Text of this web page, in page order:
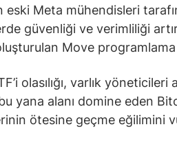
eski Meta mühendisleri
güvenliği ve verimliliği
Move programlama
olasılığı, varlık yöneticileri
yana alanı domine eden
ötesine geçme eğilimini